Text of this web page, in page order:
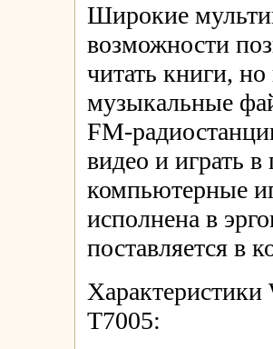
Широкие
возможности
читать книги,
музыкальные
FM-
видео и играть
компьютерные
исполнена в
поставляется в
T7005: